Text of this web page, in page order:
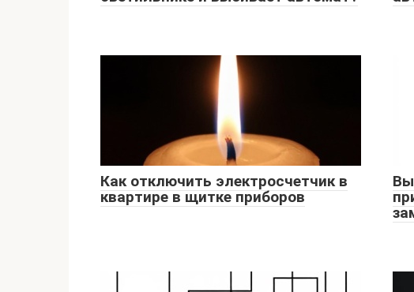
Как отключить электросчетчик в
квартире в щитке приборов